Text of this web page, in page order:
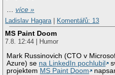
…více »
Ladislav Hagara
Komentářů: 13
MS Paint Doom
7.8. 12:44 | Humor
Mark Russinovich (CTO v
Azure) se na LinkedIn pochlubil
projektem MS Paint Doom